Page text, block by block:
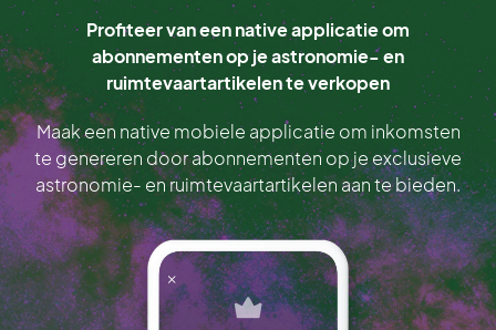
Profiteer van een native applicatie om
abonnementen op je astronomie- en
ruimtevaartartikelen te verkopen
Maak een native mobiele applicatie om inkomsten
te genereren door abonnementen op je exclusieve
astronomie- en ruimtevaartartikelen aan te bieden.